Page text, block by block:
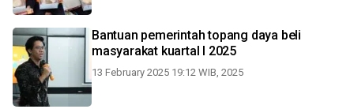
Bantuan pemerintah topang daya beli
masyarakat kuartal I 2025
13 February 2025 19:12 WIB, 2025